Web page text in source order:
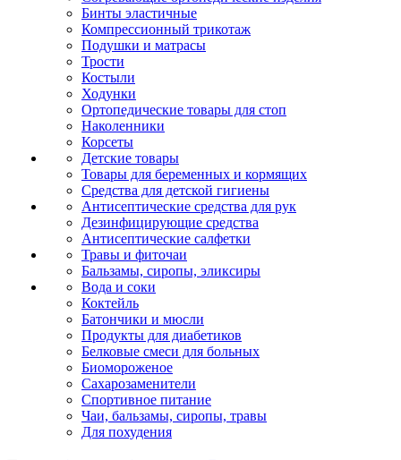
Бинты эластичные
Компрессионный трикотаж
Подушки и матрасы
Трости
Костыли
Ходунки
Ортопедические товары для стоп
Наколенники
Корсеты
Детские товары
Товары для беременных и кормящих
Средства для детской гигиены
Антисептические средства для рук
Дезинфицирующие средства
Антисептические салфетки
Травы и фиточаи
Бальзамы, сиропы, эликсиры
Вода и соки
Коктейль
Батончики и мюсли
Продукты для диабетиков
Белковые смеси для больных
Биомороженое
Сахарозаменители
Спортивное питание
Чаи, бальзамы, сиропы, травы
Для похудения